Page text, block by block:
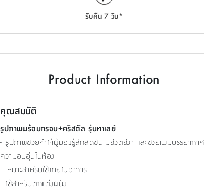
รับคืน 7 วัน*
Product Information
คุณสมบัติ
รูปภาพพร้อมกรอบ+คริสตัล รุ่นทาเลย์
- รูปภาพช่วยทำให้ผู้มองรู้สึกสดชื่น มีชีวิตชีวา และช่วยเพิ่มบรรยากาศ
ความอบอุ่นในห้อง
- เหมาะสำหรับใช้ภายในอาคาร
- ใช้สำหรับตกแต่งผนัง